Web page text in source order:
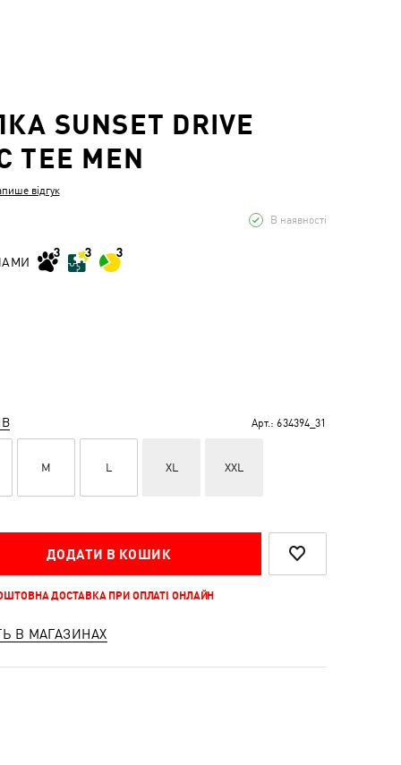
SUNSET DRIVE
TEE MEN
відгук
В наявності
Арт.: 634394_31
M L XL XXL
ДОДАТИ В КОШИК
ДОСТАВКА ПРИ ОПЛАТІ ОНЛАЙН
В МАГАЗИНАХ